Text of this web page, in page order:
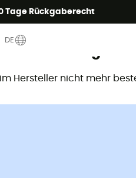
Tage Rückgaberecht
DE
Code Summer5
Hersteller nicht mehr